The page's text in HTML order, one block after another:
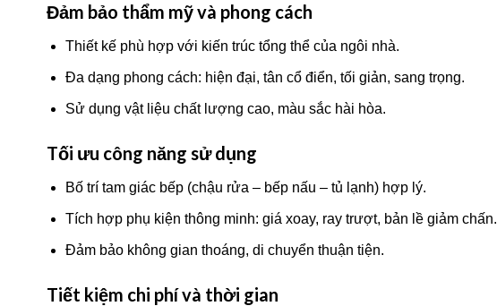
Đảm bảo thẩm mỹ và phong cách
Thiết kế phù hợp với kiến trúc tổng thể của ngôi nhà.
Đa dạng phong cách: hiện đại, tân cổ điển, tối giản, sang trọng.
Sử dụng vật liệu chất lượng cao, màu sắc hài hòa.
Tối ưu công năng sử dụng
Bố trí tam giác bếp (chậu rửa – bếp nấu – tủ lạnh) hợp lý.
Tích hợp phụ kiện thông minh: giá xoay, ray trượt, bản lề giảm chấn.
Đảm bảo không gian thoáng, di chuyển thuận tiện.
Tiết kiệm chi phí và thời gian